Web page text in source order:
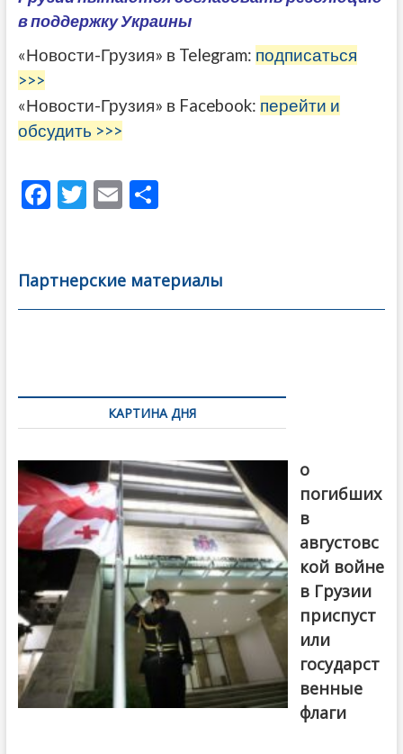
в поддержку Украины
«Новости-Грузия» в Telegram: подписаться
>>>
«Новости-Грузия» в Facebook: перейти и
обсудить >>>
F
b
o
T
er
E
l
О
а
в
Партнерские материалы
по
записямКАРТИНА ДНЯ
о
погибших
в
августовс
кой войне
в Грузии
приспуст
или
государст
венные
флаги